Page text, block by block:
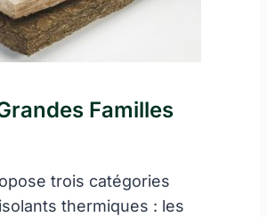
Familles
trois catégories
thermiques : les